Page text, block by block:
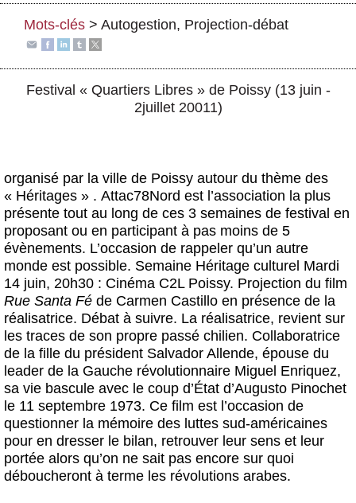
Actus et médias
Boutique
Mots-clés > Autogestion, Projection-débat
Festival « Quartiers Libres » de Poissy (13 juin -
2juillet 20011)
organisé par la ville de Poissy autour du thème des
« Héritages » . Attac78Nord est l’association la plus
présente tout au long de ces 3 semaines de festival en
proposant ou en participant à pas moins de 5
évènements. L’occasion de rappeler qu’un autre
monde est possible. Semaine Héritage culturel Mardi
14 juin, 20h30 : Cinéma C2L Poissy. Projection du film
Rue Santa Fé de Carmen Castillo en présence de la
réalisatrice. Débat à suivre. La réalisatrice, revient sur
les traces de son propre passé chilien. Collaboratrice
de la fille du président Salvador Allende, épouse du
leader de la Gauche révolutionnaire Miguel Enriquez,
sa vie bascule avec le coup d’État d’Augusto Pinochet
le 11 septembre 1973. Ce film est l’occasion de
questionner la mémoire des luttes sud-américaines
pour en dresser le bilan, retrouver leur sens et leur
portée alors qu’on ne sait pas encore sur quoi
déboucheront à terme les révolutions arabes.